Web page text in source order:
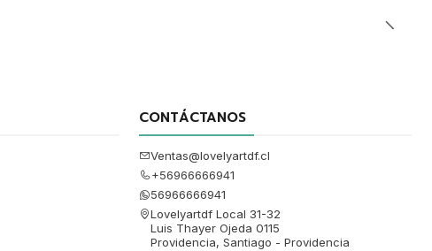
CONTÁCTANOS
Ventas@lovelyartdf.cl
+56966666941
56966666941
Lovelyartdf Local 31-32
Luis Thayer Ojeda 0115
Providencia, Santiago - Providencia